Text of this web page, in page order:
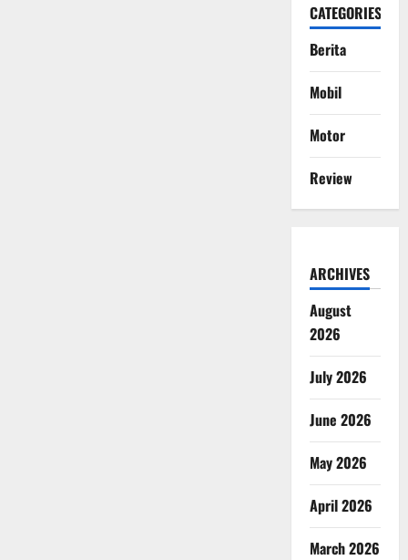
CATEGORIES
Berita
Mobil
Motor
Review
ARCHIVES
August
2026
July 2026
June 2026
May 2026
April 2026
March 2026